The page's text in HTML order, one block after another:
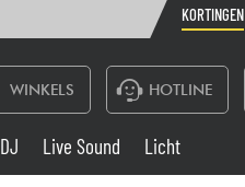
KORTINGEN
WINKELS HOTLINE
France
Belgique
DJ Live Sound Licht